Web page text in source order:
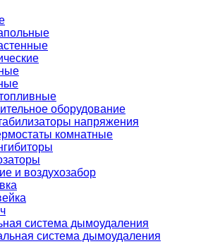
оборудование
напряжения
комнатные
и воздухозабор
система дымоудаления
система дымоудаления